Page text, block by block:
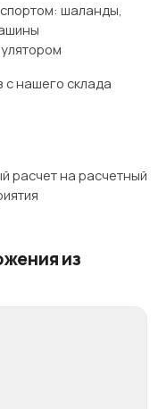
шаланды,
с нашего склада
расчет на расчетный
из